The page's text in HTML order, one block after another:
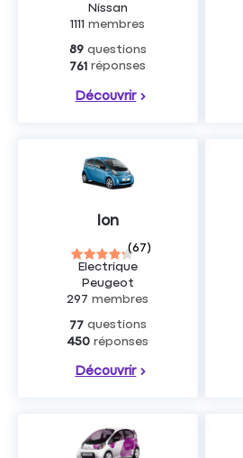
Nissan
1111 membres
89 questions
761 réponses
Découvrir
Ion
(67)
Electrique
Peugeot
297 membres
77 questions
450 réponses
Découvrir